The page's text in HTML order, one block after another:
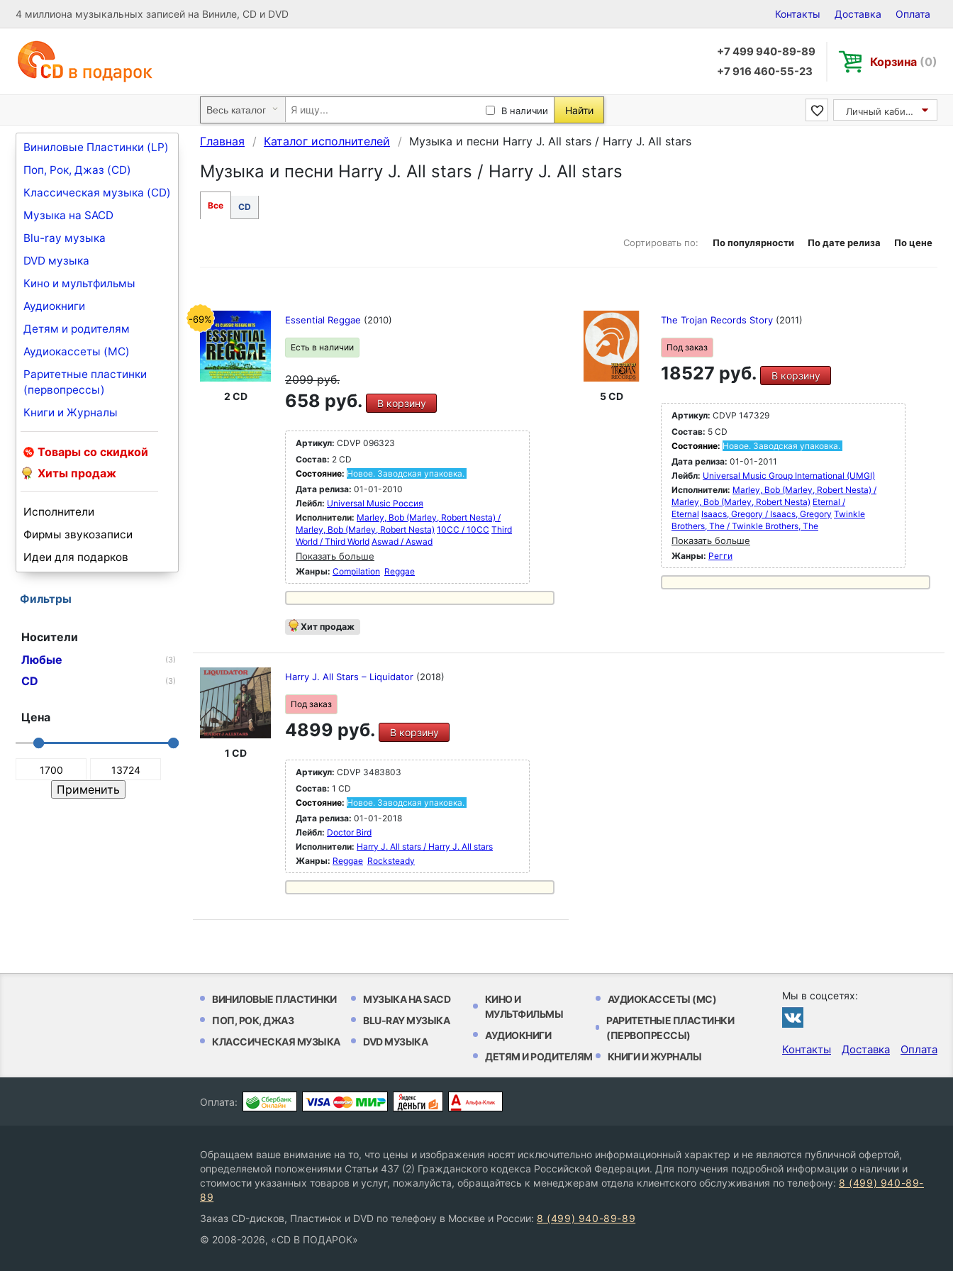
4 миллиона музыкальных записей на Виниле, CD и DVD Контакты Доставка Оплата
+7 499 940-89-89
+7 916 460-55-23
Корзина (0)
В наличии Найти Личный кабинет
Виниловые Пластинки (LP)
Поп, Рок, Джаз (CD)
Классическая музыка (CD)
Музыка на SACD
Blu-ray музыка
DVD музыка
Кино и мультфильмы
Аудиокниги
Детям и родителям
Аудиокассеты (MC)
Раритетные пластинки
(первопрессы)
Книги и Журналы
Товары со скидкой
Хиты продаж
Исполнители
Фирмы звукозаписи
Идеи для подарков
Фильтры
Носители
Любые
(3)
CD (3)
Цена
Главная Каталог исполнителей Музыка и песни Harry J. All stars / Harry J. All stars
Музыка и песни Harry J. All stars / Harry J. All stars
Все CD
Сортировать по: По популярности По дате релиза По цене
-69%
2 CD
Essential Reggae (2010)
Есть в наличии
2099руб.
658 руб. В корзину
Артикул: CDVP 096323
Состав: 2 CD
Состояние: Новое. Заводская упаковка.
Дата релиза: 01-01-2010
Лейбл: Universal Music Россия
Исполнители: Marley, Bob (Marley, Robert Nesta) /
Marley, Bob (Marley, Robert Nesta) 10CC / 10CC Third
World / Third World Aswad / Aswad
Показать больше
Жанры: Compilation Reggae
Хит продаж
5 CD
The Trojan Records Story (2011)
Под заказ
18527 руб. В корзину
Артикул: CDVP 147329
Состав: 5 CD
Состояние: Новое. Заводская упаковка.
Дата релиза: 01-01-2011
Лейбл: Universal Music Group International (UMGI)
Исполнители: Marley, Bob (Marley, Robert Nesta) /
Marley, Bob (Marley, Robert Nesta) Eternal /
Eternal Isaacs, Gregory / Isaacs, Gregory Twinkle
Brothers, The / Twinkle Brothers, The
Показать больше
Жанры: Регги
1 CD
Harry J. All Stars ‎– Liquidator (2018)
Под заказ
4899 руб. В корзину
Артикул: CDVP 3483803
Состав: 1 CD
Состояние: Новое. Заводская упаковка.
Дата релиза: 01-01-2018
Лейбл: Doctor Bird
Исполнители: Harry J. All stars / Harry J. All stars
Жанры: Reggae Rocksteady
ВИНИЛОВЫЕ ПЛАСТИНКИ
ПОП, РОК, ДЖАЗ
КЛАССИЧЕСКАЯ МУЗЫКА
МУЗЫКА НА SACD
BLU-RAY МУЗЫКА
DVD МУЗЫКА
КИНО И
МУЛЬТФИЛЬМЫ
АУДИОКНИГИ
ДЕТЯМ И РОДИТЕЛЯМ
АУДИОКАССЕТЫ (MC)
РАРИТЕТНЫЕ ПЛАСТИНКИ
(ПЕРВОПРЕССЫ)
КНИГИ И ЖУРНАЛЫ
Мы в соцсетях:
Контакты Доставка Оплата
Оплата:
Обращаем ваше внимание на то, что цены и изображения носят исключительно информационный характер и не являются публичной офертой,
определяемой положениями Статьи 437 (2) Гражданского кодекса Российской Федерации. Для получения подробной информации о наличии и
стоимости указанных товаров и услуг, пожалуйста, обращайтесь к менеджерам отдела клиентского обслуживания по телефону: 8 (499) 940-89-
89
Заказ CD-дисков, Пластинок и DVD по телефону в Москве и России: 8 (499) 940-89-89
© 2008-2026, «CD В ПОДАРОК»